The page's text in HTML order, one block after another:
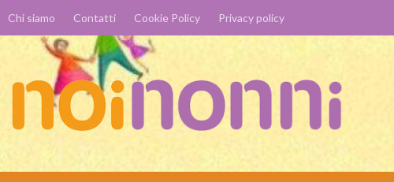
content
Chi siamo Contatti Cookie Policy Privacy policy